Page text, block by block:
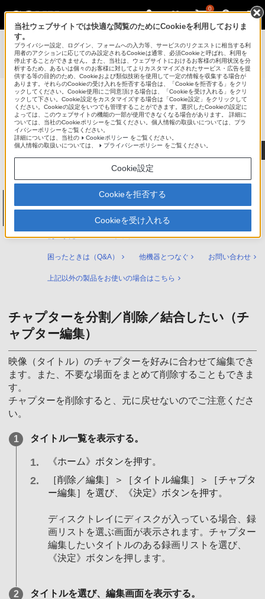
0
使いかたマニュアル（取扱説明 Web版）
BDZ-ZT2000 / BDZ-ZT1000 / BDZ-ZW1000 / BDZ-ZW500
使いかたマニュアル
ブルーレイディスク/DVDレコーダー
サポート・お問い合わせ
ブルーレイディスク/DVDレコーダー
BDZ-ZT2000 / BDZ-ZT1000 / BDZ-ZW1000
使いかたマニュアル トップ
困ったときは（Q&A） 他機器とつなぐ お問い合わせ
上記以外の製品をお使いの場合はこちら
チャプターを分割／削除／結合したい（チ
ャプター編集）
映像（タイトル）のチャプターを好みに合わせて編集でき
ます。また、不要な場面をまとめて削除することもできま
す。
チャプターを削除すると、元に戻せないのでご注意くださ
い。
タイトル一覧を表示する。
《ホーム》ボタンを押す。
［削除／編集］＞［タイトル編集］＞［チャプタ
ー編集］を選び、《決定》ボタンを押す。
ディスクトレイにディスクが入っている場合、録
画リストを選ぶ画面が表示されます。チャプター
編集したいタイトルのある録画リストを選び、
《決定》ボタンを押します。
タイトルを選び、編集画面を表示する。
当社ウェブサイトでは快適な閲覧のためにCookieを利用しておりま
す。
プライバシー設定、ログイン、フォームへの入力等、サービスのリクエストに相当する利
用者のアクションに応じてのみ設定されるCookieは通常、必須Cookieと呼ばれ、利用を
停止することができません。また、当社は、ウェブサイトにおけるお客様の利用状況を分
析するため、あるいは個々のお客様に対してよりカスタマイズされたサービス・広告を提
供する等の目的のため、Cookieおよび類似技術を使用して一定の情報を収集する場合が
あります。それらのCookieの受け入れを拒否する場合は、「Cookieを拒否する」をクリ
ックしてください。Cookie使用にご同意頂ける場合は、「Cookieを受け入れる」をクリ
ックして下さい。Cookie設定をカスタマイズする場合は「Cookie設定」をクリックして
ください。Cookieの設定をいつでも管理することができます。選択したCookieの設定に
よっては、このウェブサイトの機能の一部が使用できなくなる場合があります。 詳細に
ついては、当社のCookieポリシーをご覧ください。個人情報の取扱いについては、プラ
イバシーポリシーをご覧ください。
詳細については、当社の
Cookieポリシー をご覧ください。
個人情報の取扱いについては、
プライバシーポリシー をご覧ください。
Cookie設定
Cookieを拒否する
Cookieを受け入れる